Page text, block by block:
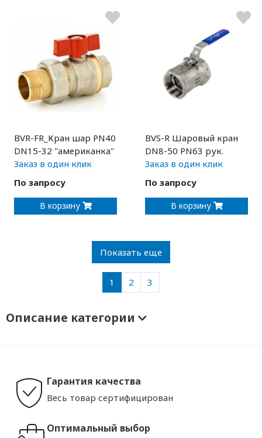
BVR-FR_Кран шар PN40
DN15-32 "американка"
Заказ в один клик
По запросу
В корзину
BVS-R Шаровый кран
DN8-50 PN63 рук.
Заказ в один клик
По запросу
В корзину
Показать еще
1 2 3
Описание категории
Гарантия качества
Весь товар сертифицирован
Оптимальный выбор